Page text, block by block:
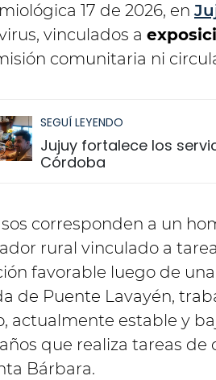
17 de 2026, en
vinculados a
comunitaria ni
SEGUÍ LEYENDO
Jujuy fortalece los
Córdoba
corresponden a un
rural vinculado a
favorable luego de
de Puente Lavayén,
actualmente estable y
que realiza tareas
Bárbara.